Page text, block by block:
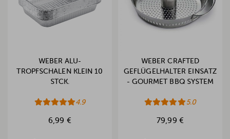
WEBER ALU-
TROPFSCHALEN KLEIN 10
STCK.
4.9
6,99 €
WEBER CRAFTED
GEFLÜGELHALTER EINSATZ
- GOURMET BBQ SYSTEM
5.0
79,99 €